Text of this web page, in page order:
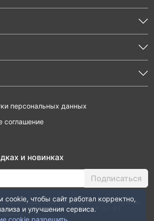
персональных данных
соглашение
и новинках
Подписаться
я даю свое согласие на обработку моих
в соответствии с законом №152-ФЗ
данных”
cookie, чтобы сайт работал корректно,
и улучшения сервиса.
cookie разрешить